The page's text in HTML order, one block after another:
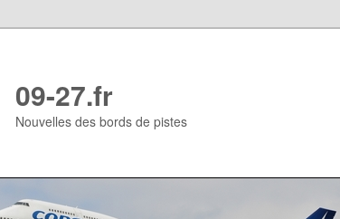
09-27.fr
Nouvelles des bords de pistes